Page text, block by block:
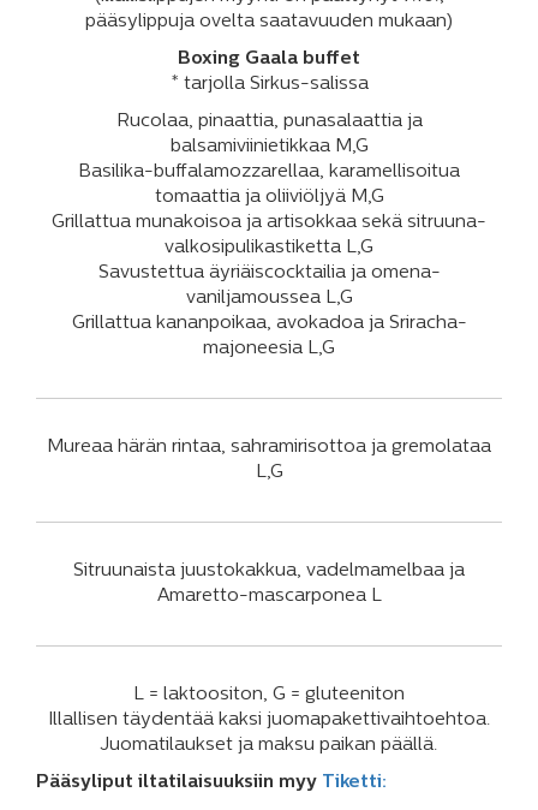
pääsylippuja ovelta saatavuuden mukaan)
Boxing Gaala buffet
* tarjolla Sirkus-salissa
Rucolaa, pinaattia, punasalaattia ja
balsamiviinietikkaa M,G
Basilika-buffalamozzarellaa, karamellisoitua
tomaattia ja oliiviöljyä M,G
Grillattua munakoisoa ja artisokkaa sekä sitruuna-
valkosipulikastiketta L,G
Savustettua äyriäiscocktailia ja omena-
vaniljamoussea L,G
Grillattua kananpoikaa, avokadoa ja Sriracha-
majoneesia L,G
Mureaa härän rintaa, sahramirisottoa ja gremolataa
L,G
Sitruunaista juustokakkua, vadelmamelbaa ja
Amaretto-mascarponea L
L = laktoositon, G = gluteeniton
Illallisen täydentää kaksi juomapakettivaihtoehtoa.
Juomatilaukset ja maksu paikan päällä.
Pääsyliput iltatilaisuuksiin myy Tiketti: